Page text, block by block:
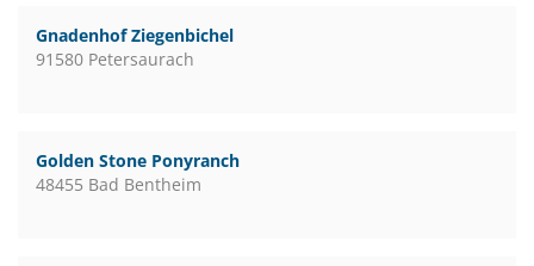
Gnadenhof Ziegenbichel
91580 Petersaurach
Golden Stone Ponyranch
48455 Bad Bentheim